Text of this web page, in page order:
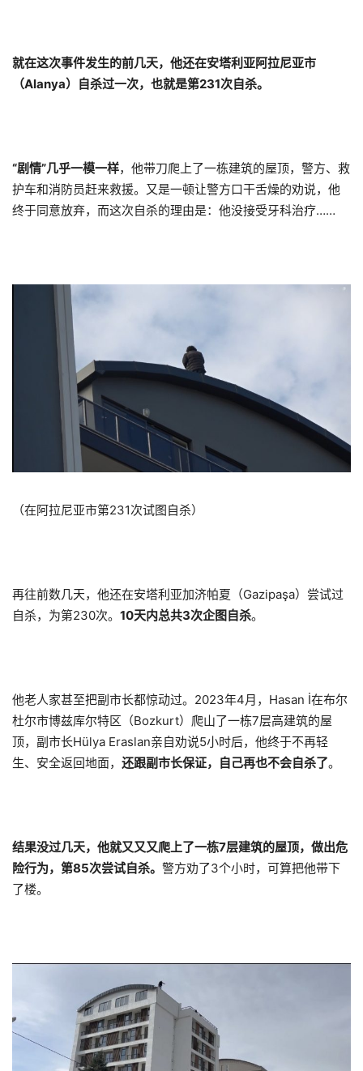
就在这次事件发生的前几天，他还在安塔利亚阿拉尼亚市
（Alanya）自杀过一次，也就是第231次自杀。
“剧情”几乎一模一样，他带刀爬上了一栋建筑的屋顶，警方、救
护车和消防员赶来救援。又是一顿让警方口干舌燥的劝说，他
终于同意放弃，而这次自杀的理由是：他没接受牙科治疗……
（在阿拉尼亚市第231次试图自杀）
再往前数几天，他还在安塔利亚加济帕夏（Gazipaşa）尝试过
自杀，为第230次。 10天内总共3次企图自杀。
他老人家甚至把副市长都惊动过。2023年4月，Hasan İ在布尔
杜尔市博兹库尔特区（Bozkurt）爬山了一栋7层高建筑的屋
顶，副市长Hülya Eraslan亲自劝说5小时后，他终于不再轻
生、安全返回地面， 还跟副市长保证，自己再也不会自杀了。
结果没过几天，他就又又又爬上了一栋7层建筑的屋顶，做出危
险行为，第85次尝试自杀。 警方劝了3个小时，可算把他带下
了楼。